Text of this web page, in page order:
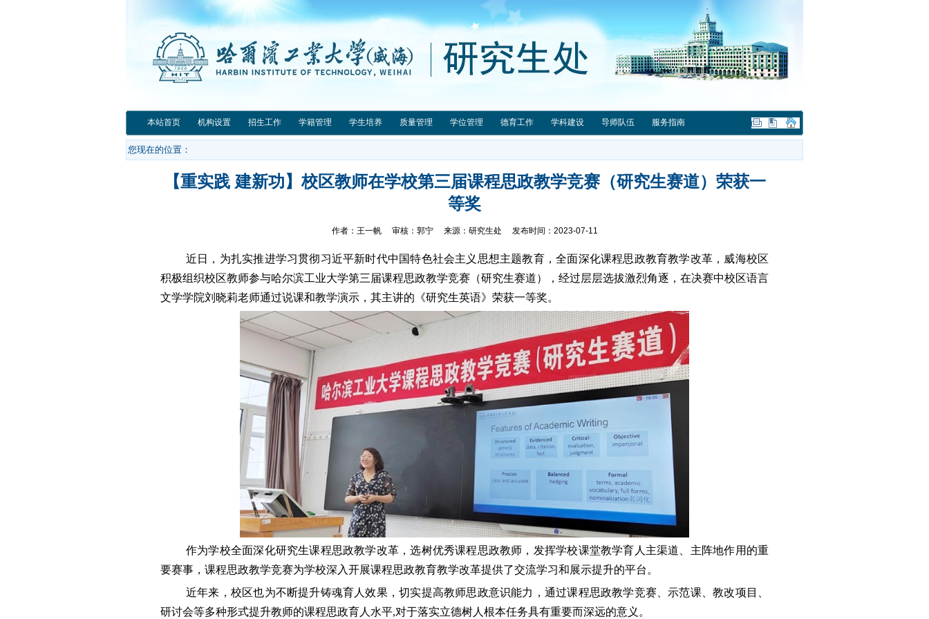
本站首页 机构设置 招生工作 学籍管理 学生培养 质量管理 学位管理 德育工作 学科建设 导师队伍 服务指南
您现在的位置：
【重实践 建新功】校区教师在学校第三届课程思政教学竞赛（研究生赛道）荣获一
等奖
作者：王一帆 审核：郭宁 来源：研究生处 发布时间：2023-07-11
近日，为扎实推进学习贯彻习近平新时代中国特色社会主义思想主题教育，全面深化课程思政教育教学改革，威海校区
积极组织校区教师参与哈尔滨工业大学第三届课程思政教学竞赛（研究生赛道），经过层层选拔激烈角逐，在决赛中校区语言
文学学院刘晓莉老师通过说课和教学演示，其主讲的《研究生英语》荣获一等奖。
作为学校全面深化研究生课程思政教学改革，选树优秀课程思政教师，发挥学校课堂教学育人主渠道、主阵地作用的重
要赛事，课程思政教学竞赛为学校深入开展课程思政教育教学改革提供了交流学习和展示提升的平台。
近年来，校区也为不断提升铸魂育人效果，切实提高教师思政意识能力，通过课程思政教学竞赛、示范课、教改项目、
研讨会等多种形式提升教师的课程思政育人水平,对于落实立德树人根本任务具有重要而深远的意义。